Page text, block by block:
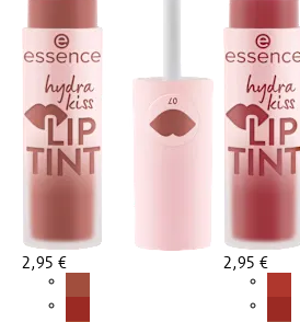
2,95 € 2,95 €